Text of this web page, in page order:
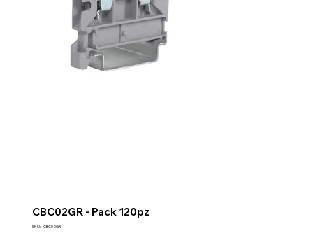
CBC02GR - Pack 120pz
SKU: SKU
CBC02GR